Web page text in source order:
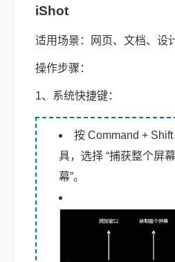
iShot
适用场景：网页、文档、设
操作步骤：
1、系统快捷键：
按 Command +
具，选择 “捕获整个屏
幕”。